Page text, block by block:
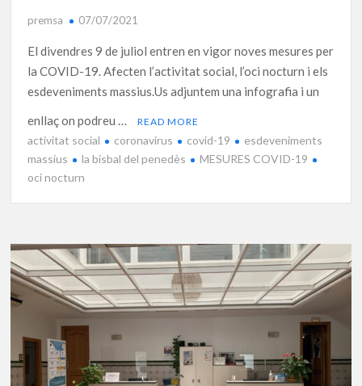
premsa 07/07/2021
El divendres 9 de juliol entren en vigor noves mesures per
la COVID-19. Afecten l’activitat social, l’oci nocturn i els
esdeveniments massius.Us adjuntem una infografia i un
enllaç on podreu …
READ MORE
activitat social coronavirus covid-19
esdeveniments
massius
la bisbal del penedès
MESURES COVID-19
oci nocturn